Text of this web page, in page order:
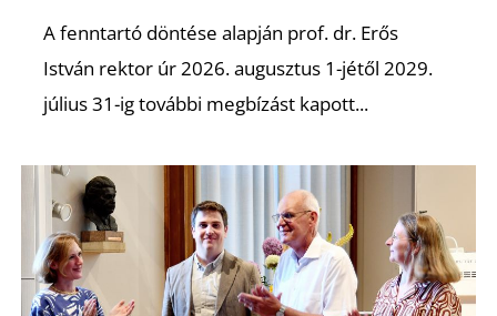
A fenntartó döntése alapján prof. dr. Erős
István rektor úr 2026. augusztus 1-jétől 2029.
július 31-ig további megbízást kapott...